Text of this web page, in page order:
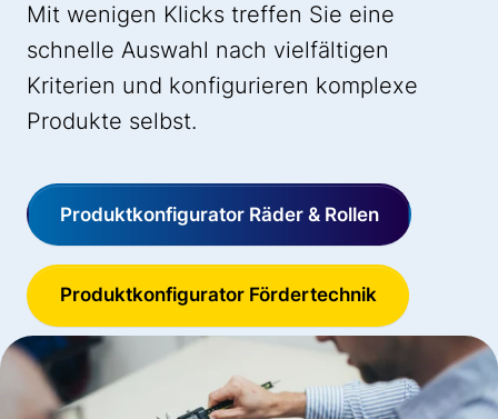
Mit wenigen Klicks treffen Sie eine
schnelle Auswahl nach vielfältigen
Kriterien und konfigurieren komplexe
Produkte selbst.
Produktkonfigurator Räder & Rollen
Produktkonfigurator Fördertechnik